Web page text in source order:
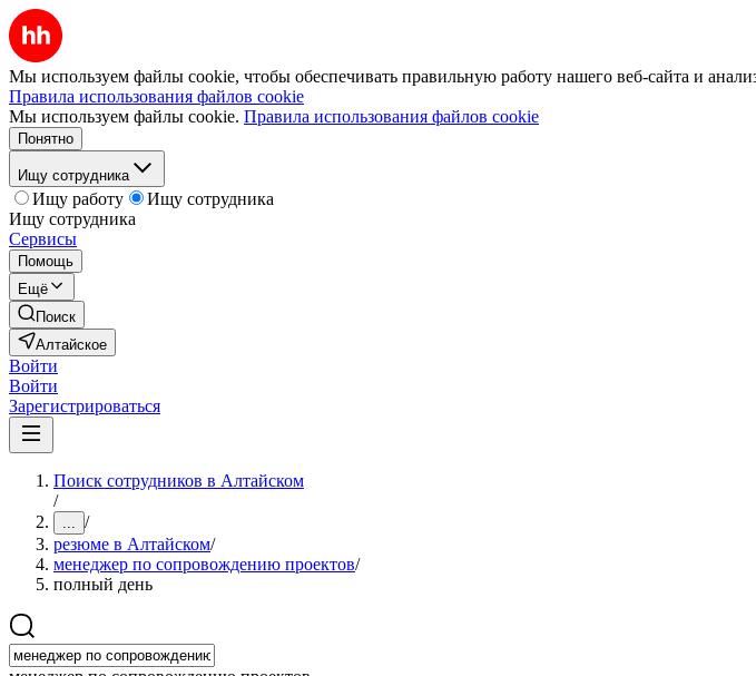
Мы используем файлы cookie, чтобы обеспечивать правильную работу нашего веб-сайта и
Правила использования файлов cookie
Мы используем файлы cookie. Правила использования файлов cookie
Понятно
Ищу сотрудника
Ищу работу
Ищу сотрудника
Ищу сотрудника
Сервисы
Помощь
Ещё
Поиск
Алтайское
Войти
Войти
Зарегистрироваться
Поиск сотрудников в Алтайском
/
... /
резюме в Алтайском/
менеджер по сопровождению проектов/
полный день